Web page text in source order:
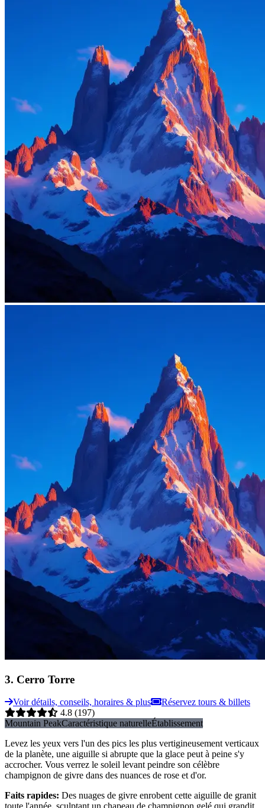
3. Cerro Torre
Voir détails, conseils, horaires & plus
Réservez tours & billets
4.8 (197)
Mountain PeakCaractéristique naturelleÉtablissement
Levez les yeux vers l'un des pics les plus vertigineusement verticaux
de la planète, une aiguille si abrupte que la glace peut à peine s'y
accrocher. Vous verrez le soleil levant peindre son célèbre
champignon de givre dans des nuances de rose et d'or.
Faits rapides: Des nuages de givre enrobent cette aiguille de granit